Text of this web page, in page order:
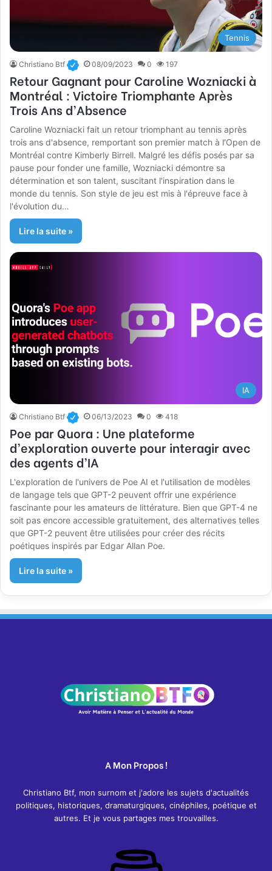
Tennis
Christiano Btf 08/09/2023 0 197
Retour Gagnant pour Caroline Wozniacki à
Montréal : Victoire Triomphante Après
Trois Ans d’Absence
Caroline Wozniacki fait un retour triomphant au tennis après
trois ans d'absence, remportant son premier match à l'Open de
Montréal contre Kimberly Birrell. Malgré les défis posés par sa
pause pour fonder une famille, Wozniacki démontre sa
détermination et son talent, suscitant l'inspiration dans le
monde du tennis. Son style de jeu est mis à l'épreuve face à
l'évolution du…
Lire la suite »
IA
Christiano Btf 06/13/2023 0 418
Poe par Quora : Une plateforme
d’exploration ouverte pour interagir avec
des agents d’IA
L'exploration de l'univers de Poe AI et l'utilisation de modèles
de langage tels que GPT-2 peuvent offrir une expérience
fascinante pour les amateurs de littérature. Bien que GPT-4 ne
soit pas encore accessible gratuitement, des alternatives telles
que GPT-2 peuvent être utilisées pour créer des récits
poétiques inspirés par Edgar Allan Poe.
Lire la suite »
A Mon Propos !
Christiano Btf, mon surnom et j'adore les sujets d'actualités
politiques, historiques, dramaturgiques, cinéphiles, poétique et
autres. Et je vous partages mes trouvailles.